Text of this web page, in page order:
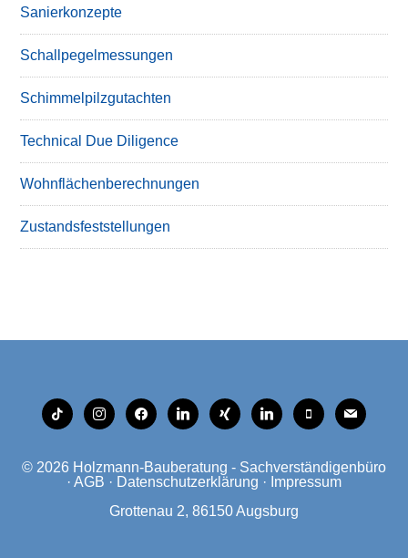
Sanierkonzepte
Schallpegelmessungen
Schimmelpilzgutachten
Technical Due Diligence
Wohnflächenberechnungen
Zustandsfeststellungen
tiktok instagramfacebooklinkedinxing linkedinmobilemail
© 2026 Holzmann-Bauberatung - Sachverständigenbüro
· AGB · Datenschutzerklärung · Impressum
Grottenau 2, 86150 Augsburg